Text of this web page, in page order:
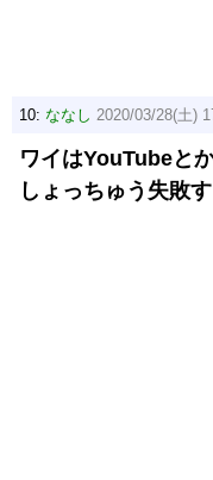
10: ななし 2020/03/28(土)
ワイはYouTubeと
しょっちゅう失敗